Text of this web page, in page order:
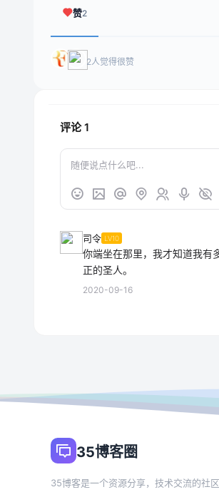
赞2
2人觉得很赞
评论1
司令 LV10
你端坐在那里，我才知道我有
正的圣人。
2020-09-16
35博客圈
35博客是一个资源分享，技术交流的社区